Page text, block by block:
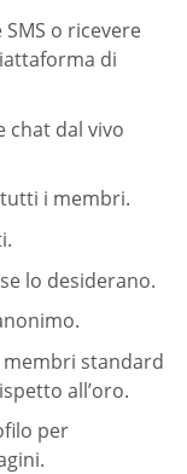
o ricevere
di
chat dal vivo
i membri.
lo desiderano.
standard
all’oro.
per